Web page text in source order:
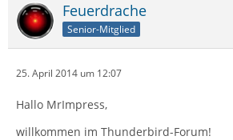
Feuerdrache
Senior-Mitglied
25. April 2014 um 12:07
Hallo MrImpress,
willkommen im Thunderbird-Forum!